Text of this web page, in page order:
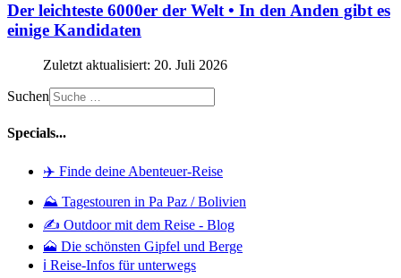
Der leichteste 6000er der Welt • In den Anden gibt es
einige Kandidaten
Zuletzt aktualisiert: 20. Juli 2026
Suchen
Specials...
✈️ Finde deine Abenteuer-Reise
⛰️ Tagestouren in Pa Paz / Bolivien
✍️ Outdoor mit dem Reise - Blog
🗻 Die schönsten Gipfel und Berge
ℹ️ Reise-Infos für unterwegs